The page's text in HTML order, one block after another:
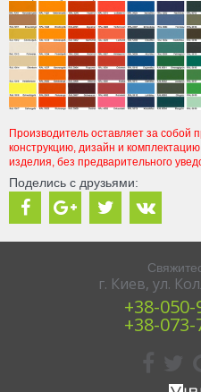
Производитель оставляет за собой
конструкцию, дизайн и
изделия, без предварительного
Поделись с друзьями:
г. Киев, ул.
+38‎‎-
+38-‎